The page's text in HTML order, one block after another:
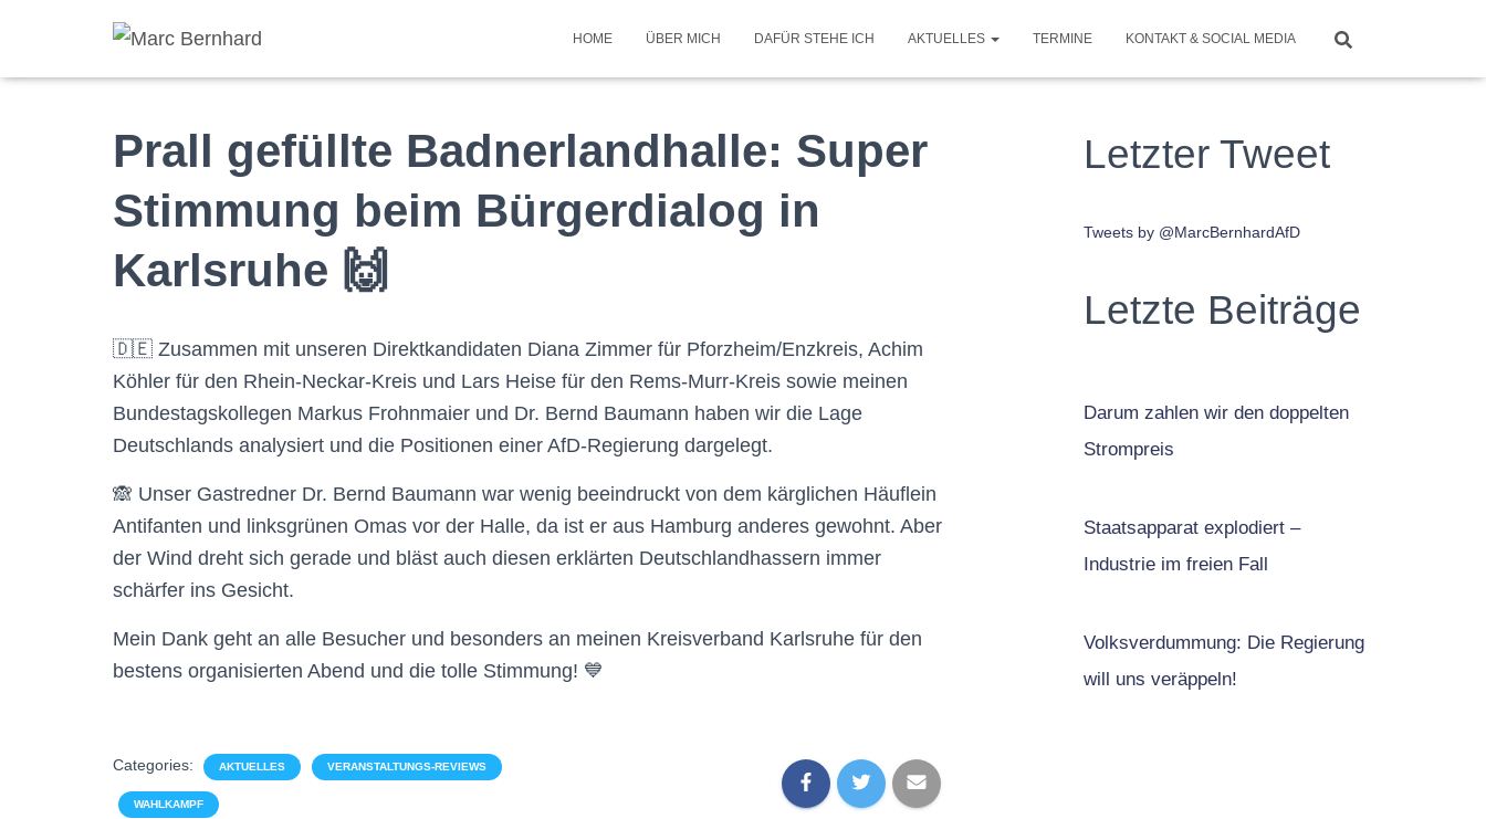
HOME ÜBER MICH DAFÜR STEHE ICH AKTUELLES TERMINE KONTAKT & SOCIAL MEDIA
Prall gefüllte Badnerlandhalle: Super
Stimmung beim Bürgerdialog in
Karlsruhe 🙌
🇩🇪 Zusammen mit unseren Direktkandidaten Diana Zimmer für Pforzheim/Enzkreis, Achim
Köhler für den Rhein-Neckar-Kreis und Lars Heise für den Rems-Murr-Kreis sowie meinen
Bundestagskollegen Markus Frohnmaier und Dr. Bernd Baumann haben wir die Lage
Deutschlands analysiert und die Positionen einer AfD-Regierung dargelegt.
🙈 Unser Gastredner Dr. Bernd Baumann war wenig beeindruckt von dem kärglichen Häuflein
Antifanten und linksgrünen Omas vor der Halle, da ist er aus Hamburg anderes gewohnt. Aber
der Wind dreht sich gerade und bläst auch diesen erklärten Deutschlandhassern immer
schärfer ins Gesicht.
Mein Dank geht an alle Besucher und besonders an meinen Kreisverband Karlsruhe für den
bestens organisierten Abend und die tolle Stimmung! 💙
Categories: AKTUELLES VERANSTALTUNGS-REVIEWS
WAHLKAMPF
Letzter Tweet
Tweets by @MarcBernhardAfD
Letzte Beiträge
Darum zahlen wir den doppelten
Strompreis
Staatsapparat explodiert –
Industrie im freien Fall
Volksverdummung: Die Regierung
will uns veräppeln!